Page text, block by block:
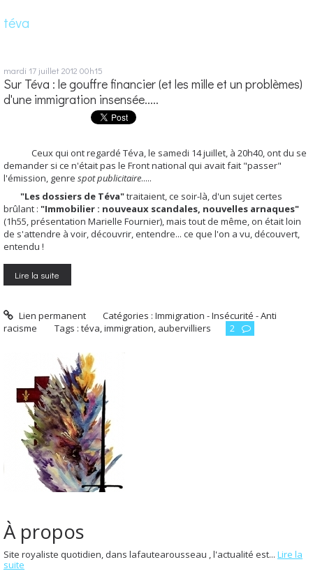
téva
mardi 17 juillet 2012 00h15
Sur Téva : le gouffre financier (et les mille et un problèmes)
d'une immigration insensée.....
Ceux qui ont regardé Téva, le samedi 14 juillet, à 20h40, ont du se
demander si ce n'était pas le Front national qui avait fait "passer"
l'émission, genre spot publicitaire.....
"Les dossiers de Téva"traitaient, ce soir-là, d'un sujet certes
brûlant : "Immobilier : nouveaux scandales, nouvelles arnaques"
(1h55, présentation Marielle Fournier), mais tout de même, on était loin
de s'attendre à voir, découvrir, entendre... ce que l'on a vu, découvert,
entendu !
Lire la suite
Lien permanent Catégories :Immigration - Insécurité - Anti
racisme
Tags : téva,immigration, aubervilliers 2
À propos
Site royaliste quotidien, dans lafautearousseau , l'actualité est... Lire la
suite